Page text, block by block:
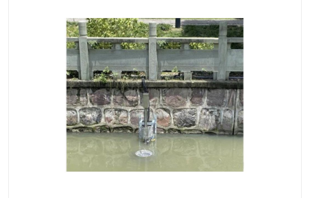
下开式堰门 液动限流闸门
加压泵房/灌溉泵房 一体化预制泵站
不锈钢浮筒阀 真空冲洗装置
雨水收集回用装置 门式冲洗装置
智能一体化灌溉泵房 一体化污水处理泵房